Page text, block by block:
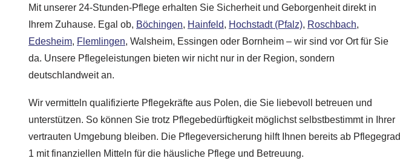
Mit unserer 24-Stunden-Pflege erhalten Sie Sicherheit und Geborgenheit direkt in
Ihrem Zuhause. Egal ob, Böchingen, Hainfeld, Hochstadt (Pfalz), Roschbach,
Edesheim, Flemlingen, Walsheim, Essingen oder Bornheim – wir sind vor Ort für Sie
da. Unsere Pflegeleistungen bieten wir nicht nur in der Region, sondern
deutschlandweit an.
Wir vermitteln qualifizierte Pflegekräfte aus Polen, die Sie liebevoll betreuen und
unterstützen. So können Sie trotz Pflegebedürftigkeit möglichst selbstbestimmt in Ihrer
vertrauten Umgebung bleiben. Die Pflegeversicherung hilft Ihnen bereits ab Pflegegrad
1 mit finanziellen Mitteln für die häusliche Pflege und Betreuung.